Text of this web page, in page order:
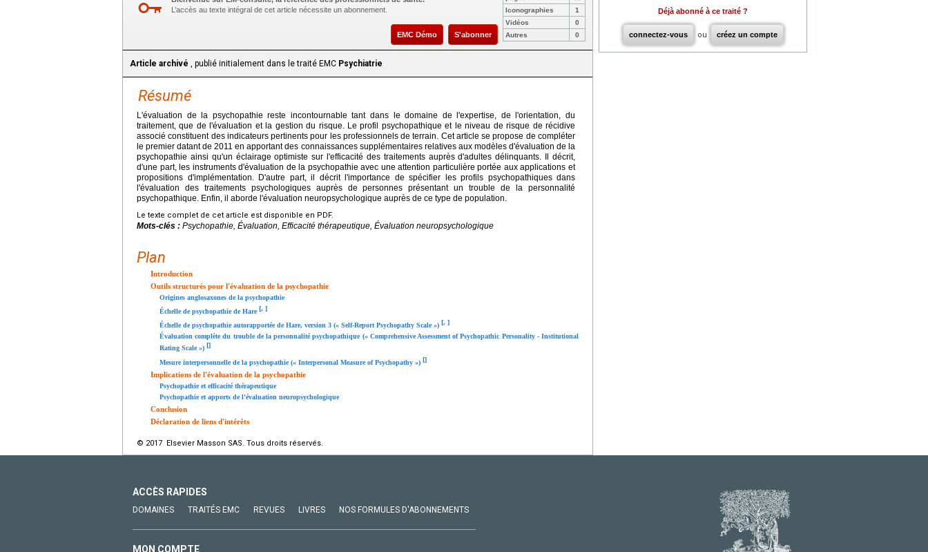
L’accès au texte intégral de cet article nécessite un abonnement.
EMC Démo S'abonner
Iconographies
1
Vidéos
0
Autres
0
Article archivé , publié initialement dans le traité EMC Psychiatrie
Résumé
L'évaluation de la psychopathie reste incontournable tant dans le domaine de l'expertise, de l'orientation, du
traitement, que de l'évaluation et la gestion du risque. Le profil psychopathique et le niveau de risque de récidive
associé constituent des indicateurs pertinents pour les professionnels de terrain. Cet article se propose de compléter
le premier datant de 2011 en apportant des connaissances supplémentaires relatives aux modèles d'évaluation de la
psychopathie ainsi qu'un éclairage optimiste sur l'efficacité des traitements auprès d'adultes délinquants. Il décrit,
d'une part, les instruments d'évaluation de la psychopathie avec une attention particulière portée aux applications et
propositions d'implémentation. D'autre part, il décrit l'importance de spécifier les profils psychopathiques dans
l'évaluation des traitements psychologiques auprès de personnes présentant un trouble de la personnalité
psychopathique. Enfin, il aborde l'évaluation neuropsychologique auprès de ce type de population.
Le texte complet de cet article est disponible en PDF.
Mots-clés : Psychopathie, Évaluation, Efficacité thérapeutique, Évaluation neuropsychologique
Plan
Introduction
Outils structurés pour l'évaluation de la psychopathie
Origines anglosaxones de la psychopathie
Échelle de psychopathie de Hare[, ]
Échelle de psychopathie autorapportée de Hare, version 3 (« Self-Report Psychopathy Scale ») [, ]
Évaluation complète du trouble de la personnalité psychopathique (« Comprehensive Assessment of Psychopathic Personality - Institutional
Rating Scale ») []
Mesure interpersonnelle de la psychopathie (« Interpersonal Measure of Psychopathy ») []
Implications de l'évaluation de la psychopathie
Psychopathie et efficacité thérapeutique
Psychopathie et apports de l'évaluation neuropsychologique
Conclusion
Déclaration de liens d'intérêts
© 2017 Elsevier Masson SAS. Tous droits réservés.
Déjà abonné à ce traité ?
connectez-vous ou créez un compte
ACCÈS RAPIDES
DOMAINES TRAITÉS EMC REVUES LIVRES NOS FORMULES D'ABONNEMENTS
MON COMPTE